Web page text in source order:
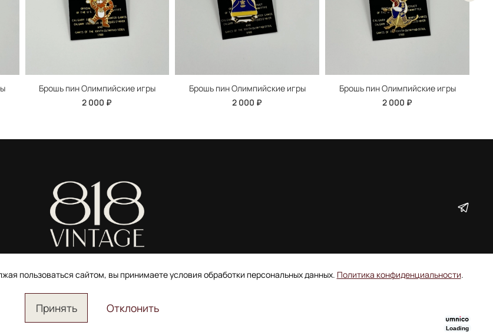
Брошь пин Олимпийские игры
2 000 ₽
Брошь пин Олимпийские игры
2 000 ₽
Брошь пин Олимпийские игры
2 000 ₽
Пользовательское соглашение
пользоваться сайтом, вы принимаете условия обработки персональных данных. Политика конфиденциальности.
Принять Отклонить
Loading